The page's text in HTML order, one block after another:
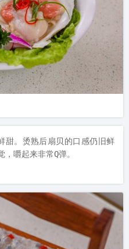
甜。烫熟后扇贝的口感仍旧鲜
嚼起来非常Q弹。